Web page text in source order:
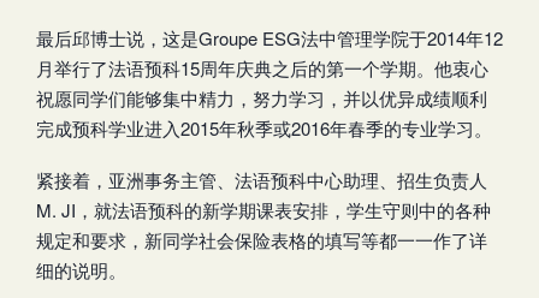
最后邱博士说，这是Groupe ESG法中管理学院于2014年12
月举行了法语预科15周年庆典之后的第一个学期。他衷心
祝愿同学们能够集中精力，努力学习，并以优异成绩顺利
完成预科学业进入2015年秋季或2016年春季的专业学习。
紧接着，亚洲事务主管、法语预科中心助理、招生负责人
M. JI，就法语预科的新学期课表安排，学生守则中的各种
规定和要求，新同学社会保险表格的填写等都一一作了详
细的说明。